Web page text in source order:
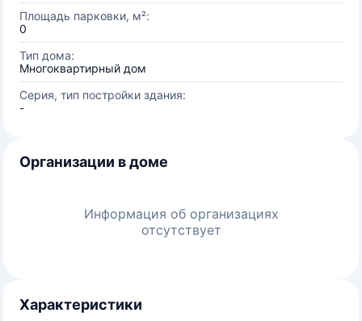
Площадь парковки, м²:
0
Тип дома:
Многоквартирный дом
Серия, тип постройки здания:
-
Организации в доме
Информация об организациях
отсутствует
Характеристики